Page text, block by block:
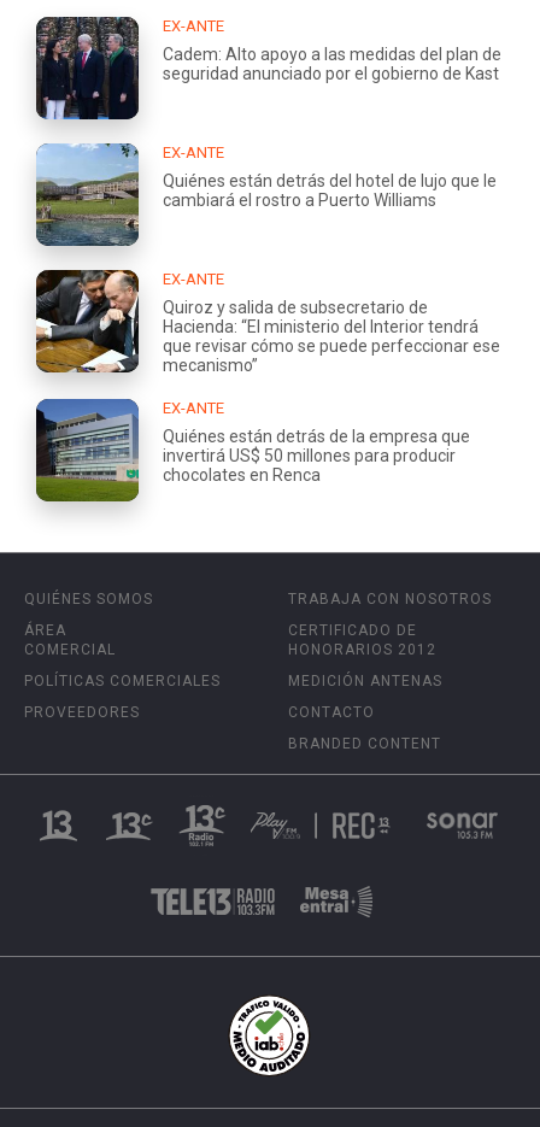
EX-ANTE
Cadem: Alto apoyo a las medidas del plan de
seguridad anunciado por el gobierno de Kast
EX-ANTE
Quiénes están detrás del hotel de lujo que le
cambiará el rostro a Puerto Williams
EX-ANTE
Quiroz y salida de subsecretario de
Hacienda: “El ministerio del Interior tendrá
que revisar cómo se puede perfeccionar ese
mecanismo”
EX-ANTE
Quiénes están detrás de la empresa que
invertirá US$ 50 millones para producir
chocolates en Renca
QUIÉNES SOMOS
ÁREA
COMERCIAL
POLÍTICAS COMERCIALES
PROVEEDORES
TRABAJA CON NOSOTROS
CERTIFICADO DE
HONORARIOS 2012
MEDICIÓN ANTENAS
CONTACTO
BRANDED CONTENT